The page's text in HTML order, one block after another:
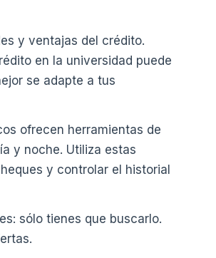
y ventajas del crédito.
en la universidad puede
se adapte a tus
ofrecen herramientas de
y noche. Utiliza estas
y controlar el historial
sólo tienes que buscarlo.